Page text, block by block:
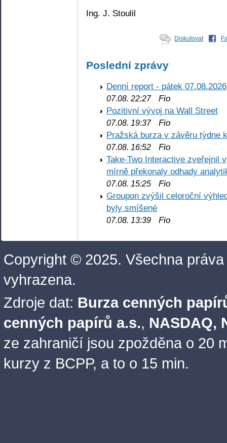
Ing. J. Stoulil
Diskutovat
Poslední zprávy
Denní report - pátek 07.08.2026
07.08. 22:27Fio
Pozitivní vývoj na Wall Street
07.08. 19:37Fio
Pražská burza v závěru týdne
07.08. 16:52 Fio
Take-Two Interactive zveřejnil
mírně překonaly odhady
07.08. 15:25 Fio
Groupon zvýšil celoroční
byly smíšené
07.08. 13:39 Fio
Copyright © 2025. Všechna práva
vyhrazena.
Zdroje dat: Burza cenných
cenných papírů a.s., NASDAQ,
ze zahraničí jsou zpožděna o 20
kurzy z BCPP, a to o 15 min.